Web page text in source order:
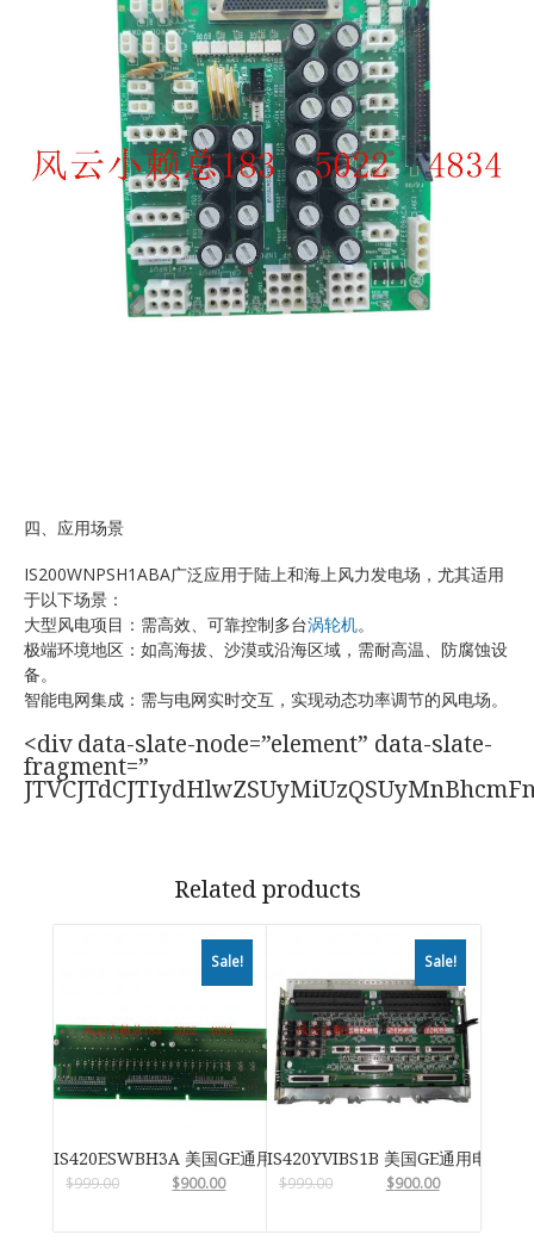
四、应用场景
IS200WNPSH1ABA广泛应用于陆上和海上风力发电场，尤其适用
于以下场景：
大型风电项目：需高效、可靠控制多台涡轮机。
极端环境地区：如高海拔、沙漠或沿海区域，需耐高温、防腐蚀设
备。
智能电网集成：需与电网实时交互，实现动态功率调节的风电场。
<div data-slate-node=”element” data-slate-
fragment=”
Related products
Sale!
IS420ESWBH3A 美国GE通用电气
$999.00 $900.00
Sale!
IS420YVIBS1B 美国GE通用电气
$999.00 $900.00